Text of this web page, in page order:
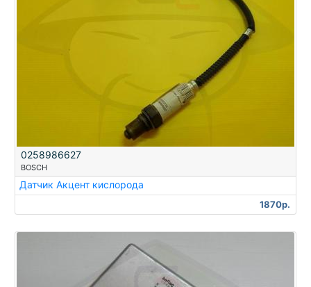
0258986627
BOSCH
Датчик Акцент кислорода
1870р.